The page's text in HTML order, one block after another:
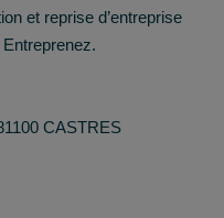
et reprise d’entreprise
CASTRES